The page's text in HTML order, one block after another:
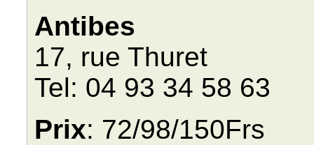
Antibes
17, rue Thuret
Tel: 04 93 34 58 63
Prix: 72/98/150Frs